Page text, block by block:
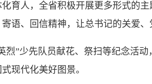
人，全省积极开展更多形式的主
语、回信精神，让总书记的关爱
”少先队员献花、祭扫等纪念活动
现代化美好图景。